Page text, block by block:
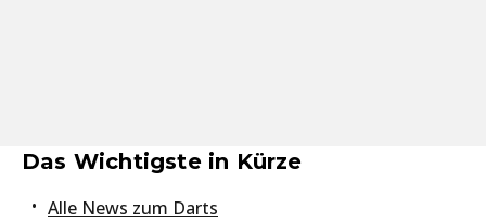
Das Wichtigste in Kürze
Alle News zum Darts